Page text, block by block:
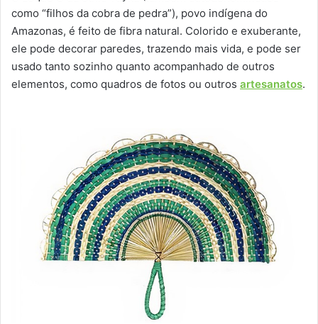
como “filhos da cobra de pedra”), povo indígena do
Amazonas, é feito de fibra natural. Colorido e exuberante,
ele pode decorar paredes, trazendo mais vida, e pode ser
usado tanto sozinho quanto acompanhado de outros
elementos, como quadros de fotos ou outros artesanatos.